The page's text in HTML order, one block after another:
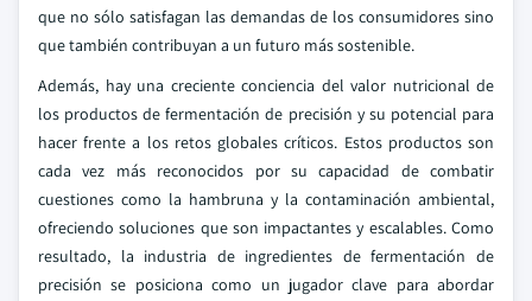
que no sólo satisfagan las demandas de los consumidores sino
que también contribuyan a un futuro más sostenible.
Además, hay una creciente conciencia del valor nutricional de
los productos de fermentación de precisión y su potencial para
hacer frente a los retos globales críticos. Estos productos son
cada vez más reconocidos por su capacidad de combatir
cuestiones como la hambruna y la contaminación ambiental,
ofreciendo soluciones que son impactantes y escalables. Como
resultado, la industria de ingredientes de fermentación de
precisión se posiciona como un jugador clave para abordar